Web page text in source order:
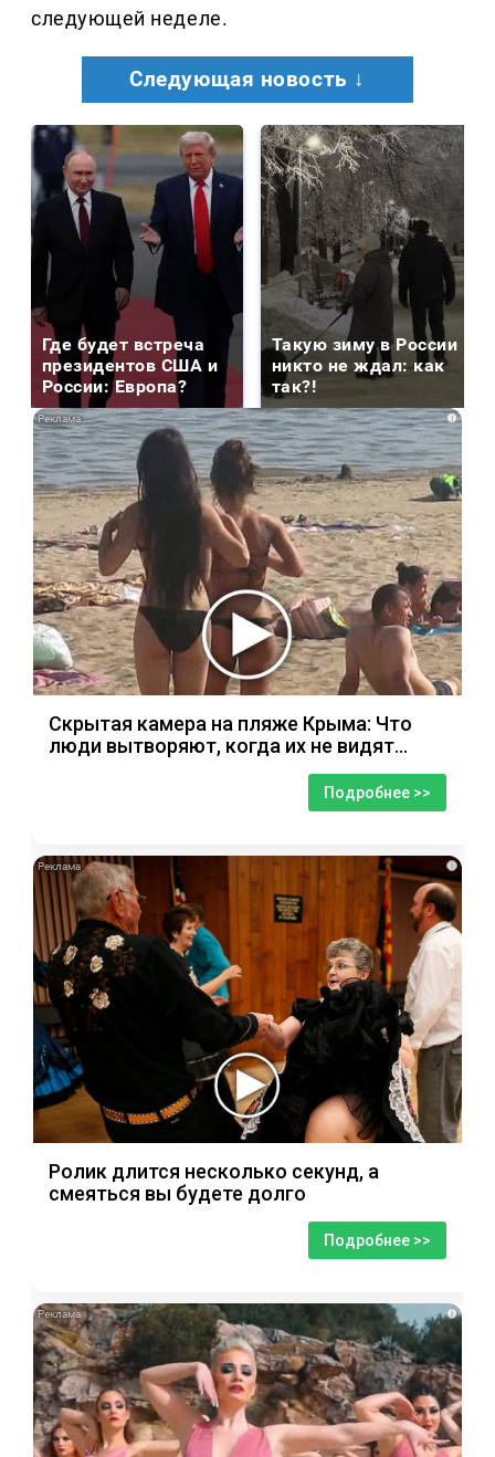
следующей неделе.
Следующая новость ↓
Где будет встреча
президентов США и
России: Европа?
Такую зиму в России
никто не ждал: как
так?!
i
Скрытая камера на пляже Крыма: Что
люди вытворяют, когда их не видят...
Подробнее >>
i
Ролик длится несколько секунд, а
смеяться вы будете долго
Подробнее >>
i